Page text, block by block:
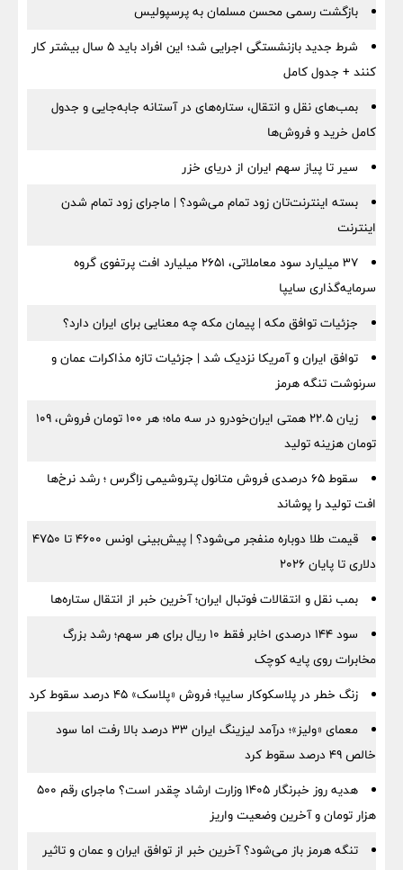
بازگشت رسمی محسن مسلمان به پرسپولیس
شرط جدید بازنشستگی اجرایی شد؛ این افراد باید ۵ سال بیشتر کار
کنند + جدول کامل
بمب‌های نقل و انتقال، ستاره‌های در آستانه جابه‌جایی و جدول
کامل خرید و فروش‌ها
سیر تا پیاز سهم ایران از دریای خزر
بسته اینترنت‌تان زود تمام می‌شود؟ | ماجرای زود تمام شدن
اینترنت
۳۷ میلیارد سود معاملاتی، ۲۶۵۱ میلیارد افت پرتفوی گروه
سرمایه‌گذاری سایپا
جزئیات توافق مکه | پیمان مکه چه معنایی برای ایران دارد؟
توافق ایران و آمریکا نزدیک شد | جزئیات تازه مذاکرات عمان و
سرنوشت تنگه هرمز
زیان ۲۲.۵ همتی ایران‌خودرو در سه ماه؛ هر ۱۰۰ تومان فروش، ۱۰۹
تومان هزینه تولید
سقوط ۶۵ درصدی فروش متانول پتروشیمی زاگرس ؛ رشد نرخ‌ها
افت تولید را پوشاند
قیمت طلا دوباره منفجر می‌شود؟ | پیش‌بینی اونس ۴۶۰۰ تا ۴۷۵۰
دلاری تا پایان ۲۰۲۶
بمب نقل‌ و انتقالات فوتبال ایران؛ آخرین خبر از انتقال ستاره‌ها
سود ۱۴۴ درصدی اخابر فقط ۱۰ ریال برای هر سهم؛ رشد بزرگ
مخابرات روی پایه کوچک
زنگ خطر در پلاسکوکار سایپا؛ فروش «پلاسک» ۴۵ درصد سقوط کرد
معمای «ولیز»؛ درآمد لیزینگ ایران ۳۳ درصد بالا رفت اما سود
خالص ۴۹ درصد سقوط کرد
هدیه روز خبرنگار ۱۴۰۵ وزارت ارشاد چقدر است؟ ماجرای رقم ۵۰۰
هزار تومان و آخرین وضعیت واریز
تنگه هرمز باز می‌شود؟ آخرین خبر از توافق ایران و عمان و تاثیر